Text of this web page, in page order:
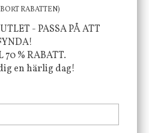
@JBHOME
RABATTEN)
- PASSA PÅ ATT
70 % RABATT.
en härlig dag!